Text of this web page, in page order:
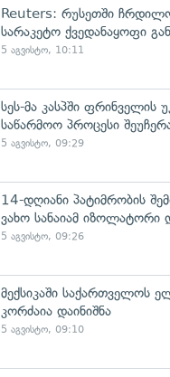
Reuters: რუსეთში
სარაკეტო ქვედანაყოფი
5 აგვისტო, 10:11
სეს-მა კასპში ფრინველის
საწარმოო პროცესი
5 აგვისტო, 09:29
14-დღიანი პატიმრობის
ვახო სანაიამ იზოლატორი
5 აგვისტო, 09:26
მექსიკაში საქართველოს
კორძაია დაინიშნა
5 აგვისტო, 09:10